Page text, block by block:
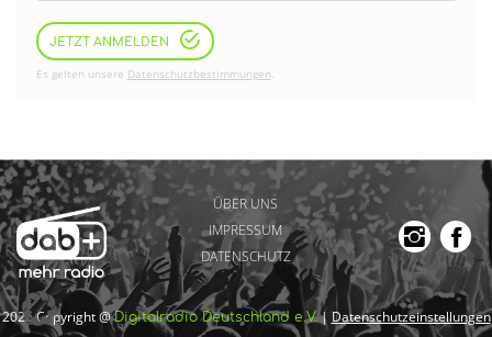
JETZT ANMELDEN
Es gelten unsere Datenschutzbestimmungen.
ÜBER UNS
IMPRESSUM
DATENSCHUTZ
2026 Copyright @Digitalradio Deutschland e.V.| Datenschutzeinstellungen